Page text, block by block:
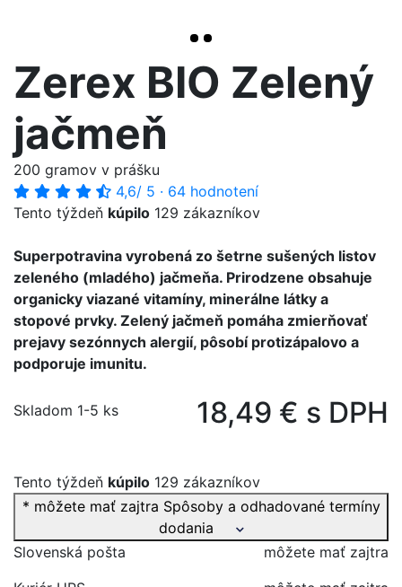
Zerex BIO Zelený
jačmeň
200 gramov v prášku
4,6/ 5 · 64 hodnotení
Tento týždeň kúpilo 129 zákazníkov
Superpotravina vyrobená zo šetrne sušených listov
zeleného (mladého) jačmeňa. Prirodzene obsahuje
organicky viazané vitamíny, minerálne látky a
stopové prvky. Zelený jačmeň pomáha zmierňovať
prejavy sezónnych alergií, pôsobí protizápalovo a
podporuje imunitu.
Skladom 1-5 ks 18,49 € s DPH
Tento týždeň kúpilo 129 zákazníkov
* môžete mať zajtra Spôsoby a odhadované termíny
dodania
Slovenská pošta
môžete mať zajtra